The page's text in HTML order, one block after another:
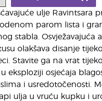
ulje Ravintsara
parom lista i
stabla. Osvježavajuća
olakšava disanje
Stavite ga na vrat
eksploziji osjećaja
i usredotočenosti.
ulja u vruću kupku i